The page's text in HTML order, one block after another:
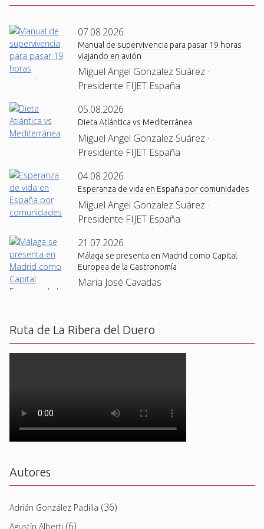
07.08.2026
Manual de supervivencia para pasar 19 horas
viajando en avión
Miguel Angel Gonzalez Suárez ·
Presidente FIJET España
05.08.2026
Dieta Atlántica vs Mediterránea
Miguel Angel Gonzalez Suárez ·
Presidente FIJET España
04.08.2026
Esperanza de vida en España por comunidades
Miguel Angel Gonzalez Suárez ·
Presidente FIJET España
21.07.2026
Málaga se presenta en Madrid como Capital
Europea de la Gastronomía
Maria José Cavadas
Ruta de La Ribera del Duero
Autores
Adrián González Padilla (36)
Agustín Alberti (6)